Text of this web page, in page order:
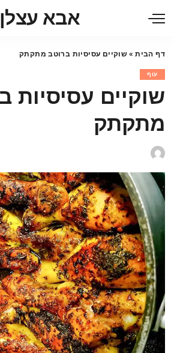
אבא עצלן
דף הבית» שוקיים עסיסיות ברוטב מתקתק
עוף
שוקיים עסיסיות
מתקתק